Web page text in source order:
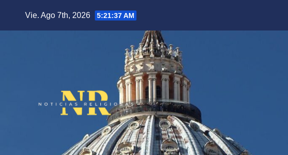
Vie. Ago 7th, 2026 5:21:38 AM